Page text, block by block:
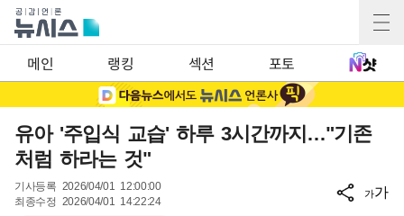
메인 랭킹 섹션 포토
유아 '주입식 교습' 하루 3시간까지…"기존
처럼 하라는 것"
기사등록 2026/04/01 12:00:00
최종수정 2026/04/01 14:22:24
가가